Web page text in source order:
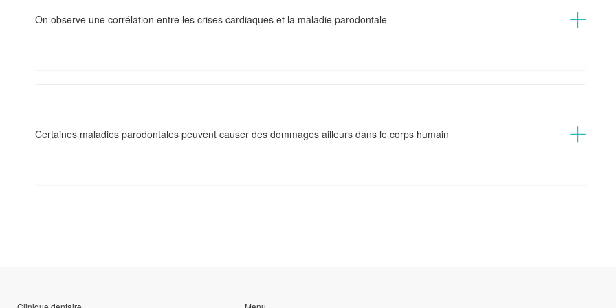
On observe une corrélation entre les crises cardiaques et la maladie parodontale
Certaines maladies parodontales peuvent causer des dommages ailleurs dans le corps humain